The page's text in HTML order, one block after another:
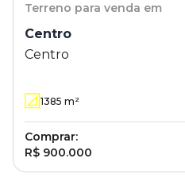
Terreno para venda em
Centro
Centro
1385 m²
Comprar:
R$ 900.000